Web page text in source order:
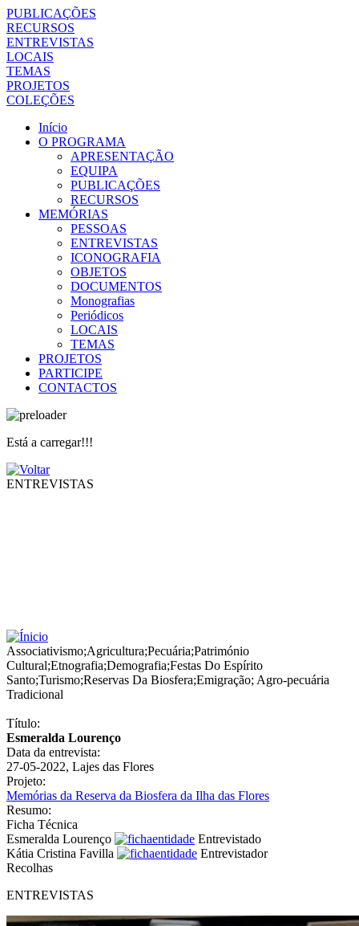
PUBLICAÇÕES
RECURSOS
ENTREVISTAS
LOCAIS
TEMAS
PROJETOS
COLEÇÕES
Início
O PROGRAMA
APRESENTAÇÃO
EQUIPA
PUBLICAÇÕES
RECURSOS
MEMÓRIAS
PESSOAS
ENTREVISTAS
ICONOGRAFIA
OBJETOS
DOCUMENTOS
Monografias
Periódicos
LOCAIS
TEMAS
PROJETOS
PARTICIPE
CONTACTOS
Está a carregar!!!
ENTREVISTAS
Associativismo;Agricultura;Pecuária;Património
Cultural;Etnografia;Demografia;Festas Do Espírito
Santo;Turismo;Reservas Da Biosfera;Emigração; Agro-pecuária
Tradicional
Título:
Esmeralda Lourenço
Data da entrevista:
27-05-2022, Lajes das Flores
Projeto:
Memórias da Reserva da Biosfera da Ilha das Flores
Resumo:
Ficha Técnica
Esmeralda Lourenço
Entrevistado
Kátia Cristina Favilla
Entrevistador
Recolhas
ENTREVISTAS